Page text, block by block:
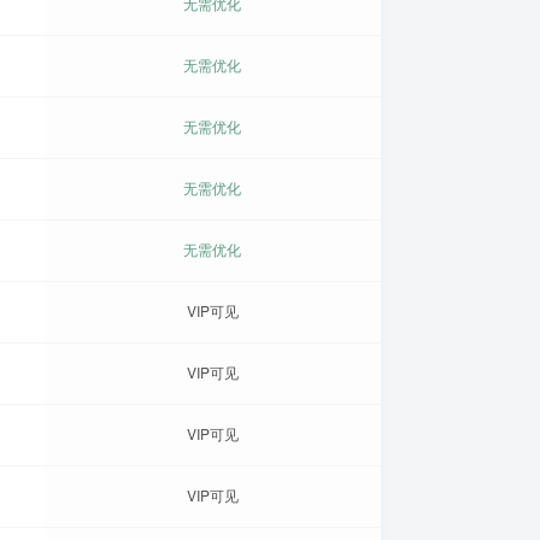
无需优化
无需优化
无需优化
无需优化
VIP可见
VIP可见
VIP可见
VIP可见